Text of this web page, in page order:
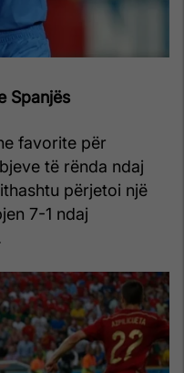
Spanjës
favorite për
të rënda ndaj
përjetoi një
7-1 ndaj